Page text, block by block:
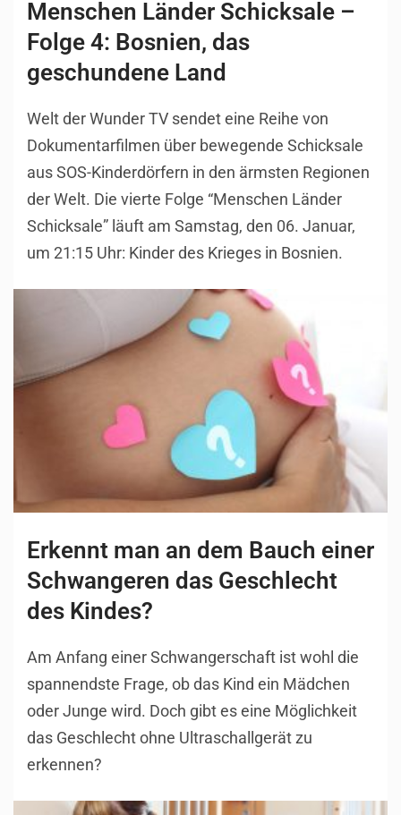
Menschen Länder Schicksale –
Folge 4: Bosnien, das
geschundene Land
Welt der Wunder TV sendet eine Reihe von
Dokumentarfilmen über bewegende Schicksale
aus SOS-Kinderdörfern in den ärmsten Regionen
der Welt. Die vierte Folge “Menschen Länder
Schicksale” läuft am Samstag, den 06. Januar,
um 21:15 Uhr: Kinder des Krieges in Bosnien.
Erkennt man an dem Bauch einer
Schwangeren das Geschlecht
des Kindes?
Am Anfang einer Schwangerschaft ist wohl die
spannendste Frage, ob das Kind ein Mädchen
oder Junge wird. Doch gibt es eine Möglichkeit
das Geschlecht ohne Ultraschallgerät zu
erkennen?